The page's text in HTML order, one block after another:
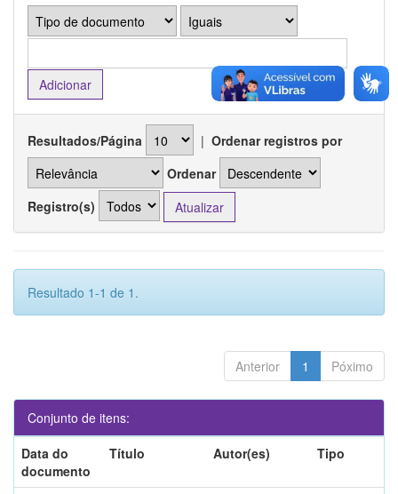
Resultados/Página | Ordenar registros por
Ordenar
Registro(s)
Resultado 1-1 de 1.
Anterior 1 Póximo
Conjunto de itens:
Data do
documento
Título Autor(es) Tipo